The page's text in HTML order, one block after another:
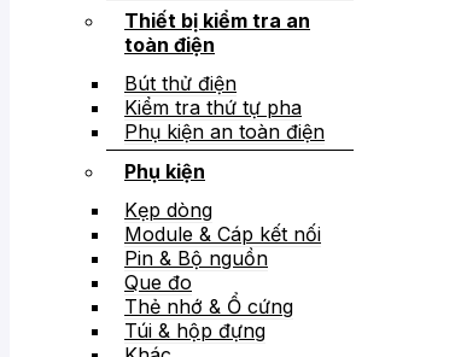
Thiết bị kiểm tra an
toàn điện
Bút thử điện
Kiểm tra thứ tự pha
Phụ kiện an toàn điện
Phụ kiện
Kẹp dòng
Module & Cáp kết nối
Pin & Bộ nguồn
Que đo
Thẻ nhớ & Ổ cứng
Túi & hộp đựng